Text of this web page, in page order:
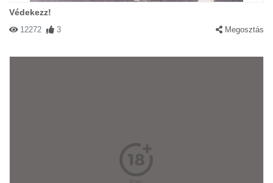
Védekezz!
12272 3 Megosztás